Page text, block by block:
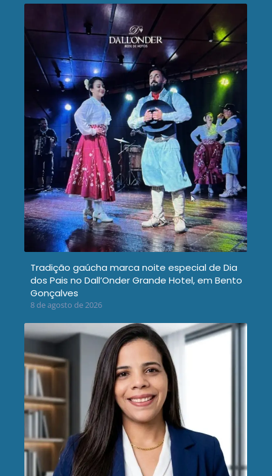
Tradição gaúcha marca noite especial de Dia
dos Pais no Dall’Onder Grande Hotel, em Bento
Gonçalves
8 de agosto de 2026